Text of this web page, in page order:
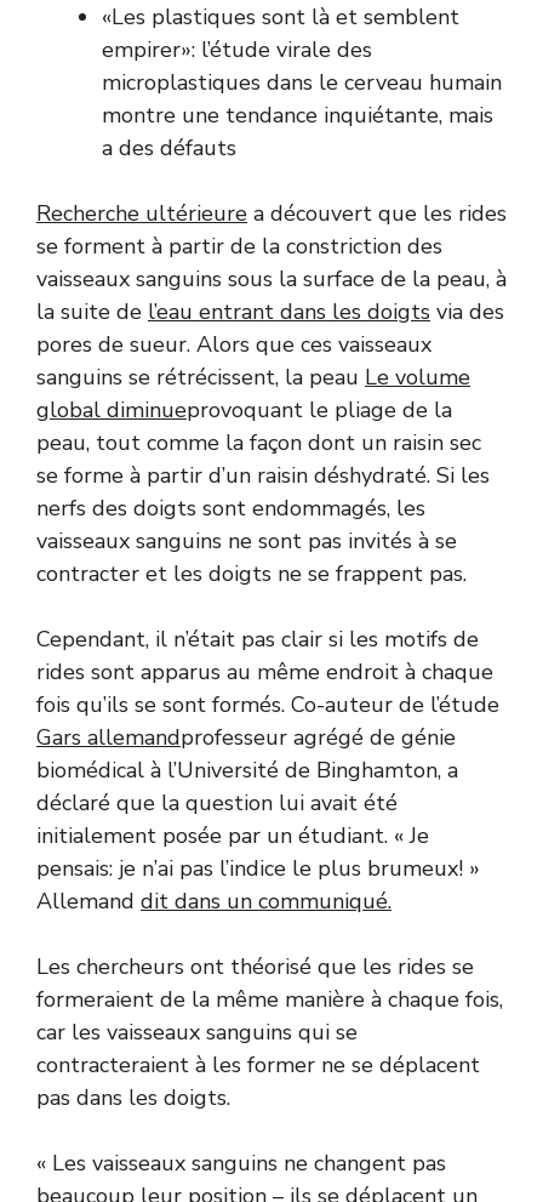
«Les plastiques sont là et semblent
empirer»: l’étude virale des
microplastiques dans le cerveau humain
montre une tendance inquiétante, mais
a des défauts
Recherche ultérieure a découvert que les rides
se forment à partir de la constriction des
vaisseaux sanguins sous la surface de la peau, à
la suite de l’eau entrant dans les doigts via des
pores de sueur. Alors que ces vaisseaux
sanguins se rétrécissent, la peau Le volume
global diminueprovoquant le pliage de la
peau, tout comme la façon dont un raisin sec
se forme à partir d’un raisin déshydraté. Si les
nerfs des doigts sont endommagés, les
vaisseaux sanguins ne sont pas invités à se
contracter et les doigts ne se frappent pas.
Cependant, il n’était pas clair si les motifs de
rides sont apparus au même endroit à chaque
fois qu’ils se sont formés. Co-auteur de l’étude
Gars allemandprofesseur agrégé de génie
biomédical à l’Université de Binghamton, a
déclaré que la question lui avait été
initialement posée par un étudiant. « Je
pensais: je n’ai pas l’indice le plus brumeux! »
Allemand dit dans un communiqué.
Les chercheurs ont théorisé que les rides se
formeraient de la même manière à chaque fois,
car les vaisseaux sanguins qui se
contracteraient à les former ne se déplacent
pas dans les doigts.
« Les vaisseaux sanguins ne changent pas
beaucoup leur position – ils se déplacent un